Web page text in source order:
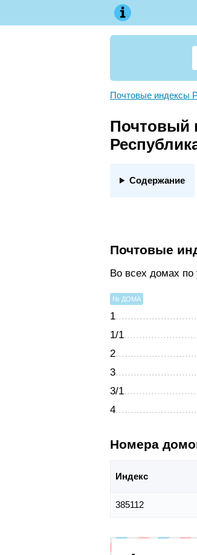
Почтовые индексы
Почтовый
Содержание
Почтовые
Во всех домах
№ ДОМА
1
1/1
2
3
3/1
4
Номера
Индекс
385112